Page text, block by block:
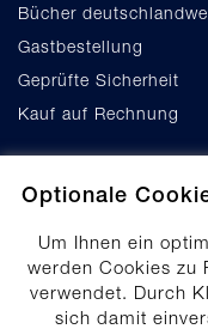
Optionale
Um Ihnen ein
werden Cookies zu
verwendet. Durch
sich damit
Bücher
Gastbestellung
Geprüfte Sicherheit
Kauf auf Rechnung
Cookie-Einstellungen